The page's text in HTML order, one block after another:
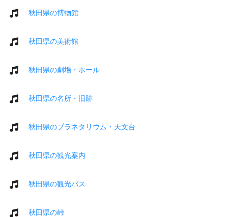
秋田県の博物館
秋田県の美術館
秋田県の劇場・ホール
秋田県の名所・旧跡
秋田県のプラネタリウム・天文台
秋田県の観光案内
秋田県の観光バス
秋田県の峠